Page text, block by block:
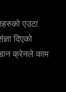
एउटा
दिएको
क्रेनले काम